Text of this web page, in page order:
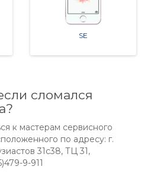
SE
сломался
к мастерам сервисного
по адресу: г.
31с38, ТЦ 31,
9-911